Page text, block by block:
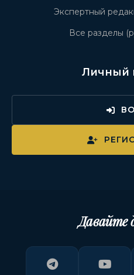
Экспертный
Все разделы
Личный
Давайте